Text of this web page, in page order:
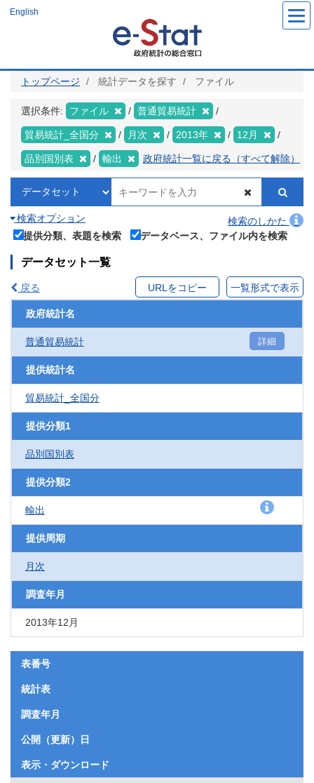
ツ
English
トップページ 統計データを探す ファイル
選択条件: ファイル 普通貿易統計
貿易統計_全国分 月次 2013年 12月
品別国別表 輸出 政府統計一覧に戻る（すべて解除）
検索オプション
検索のしかた
提供分類、表題を検索
データベース、ファイル内を検索
データセット一覧
戻る URLをコピー 一覧形式で表示
政府統計名
普通貿易統計 詳細
提供統計名
貿易統計_全国分
提供分類1
品別国別表
提供分類2
輸出
提供周期
月次
調査年月
2013年12月
表番号
統計表
調査年月
公開（更新）日
表示・ダウンロード